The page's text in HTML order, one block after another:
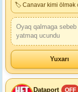
🏷 Canavar kimi ölmək
Oyaq qalmaga
yatmaq ucundu
Yuxarı
Dataport
OFF